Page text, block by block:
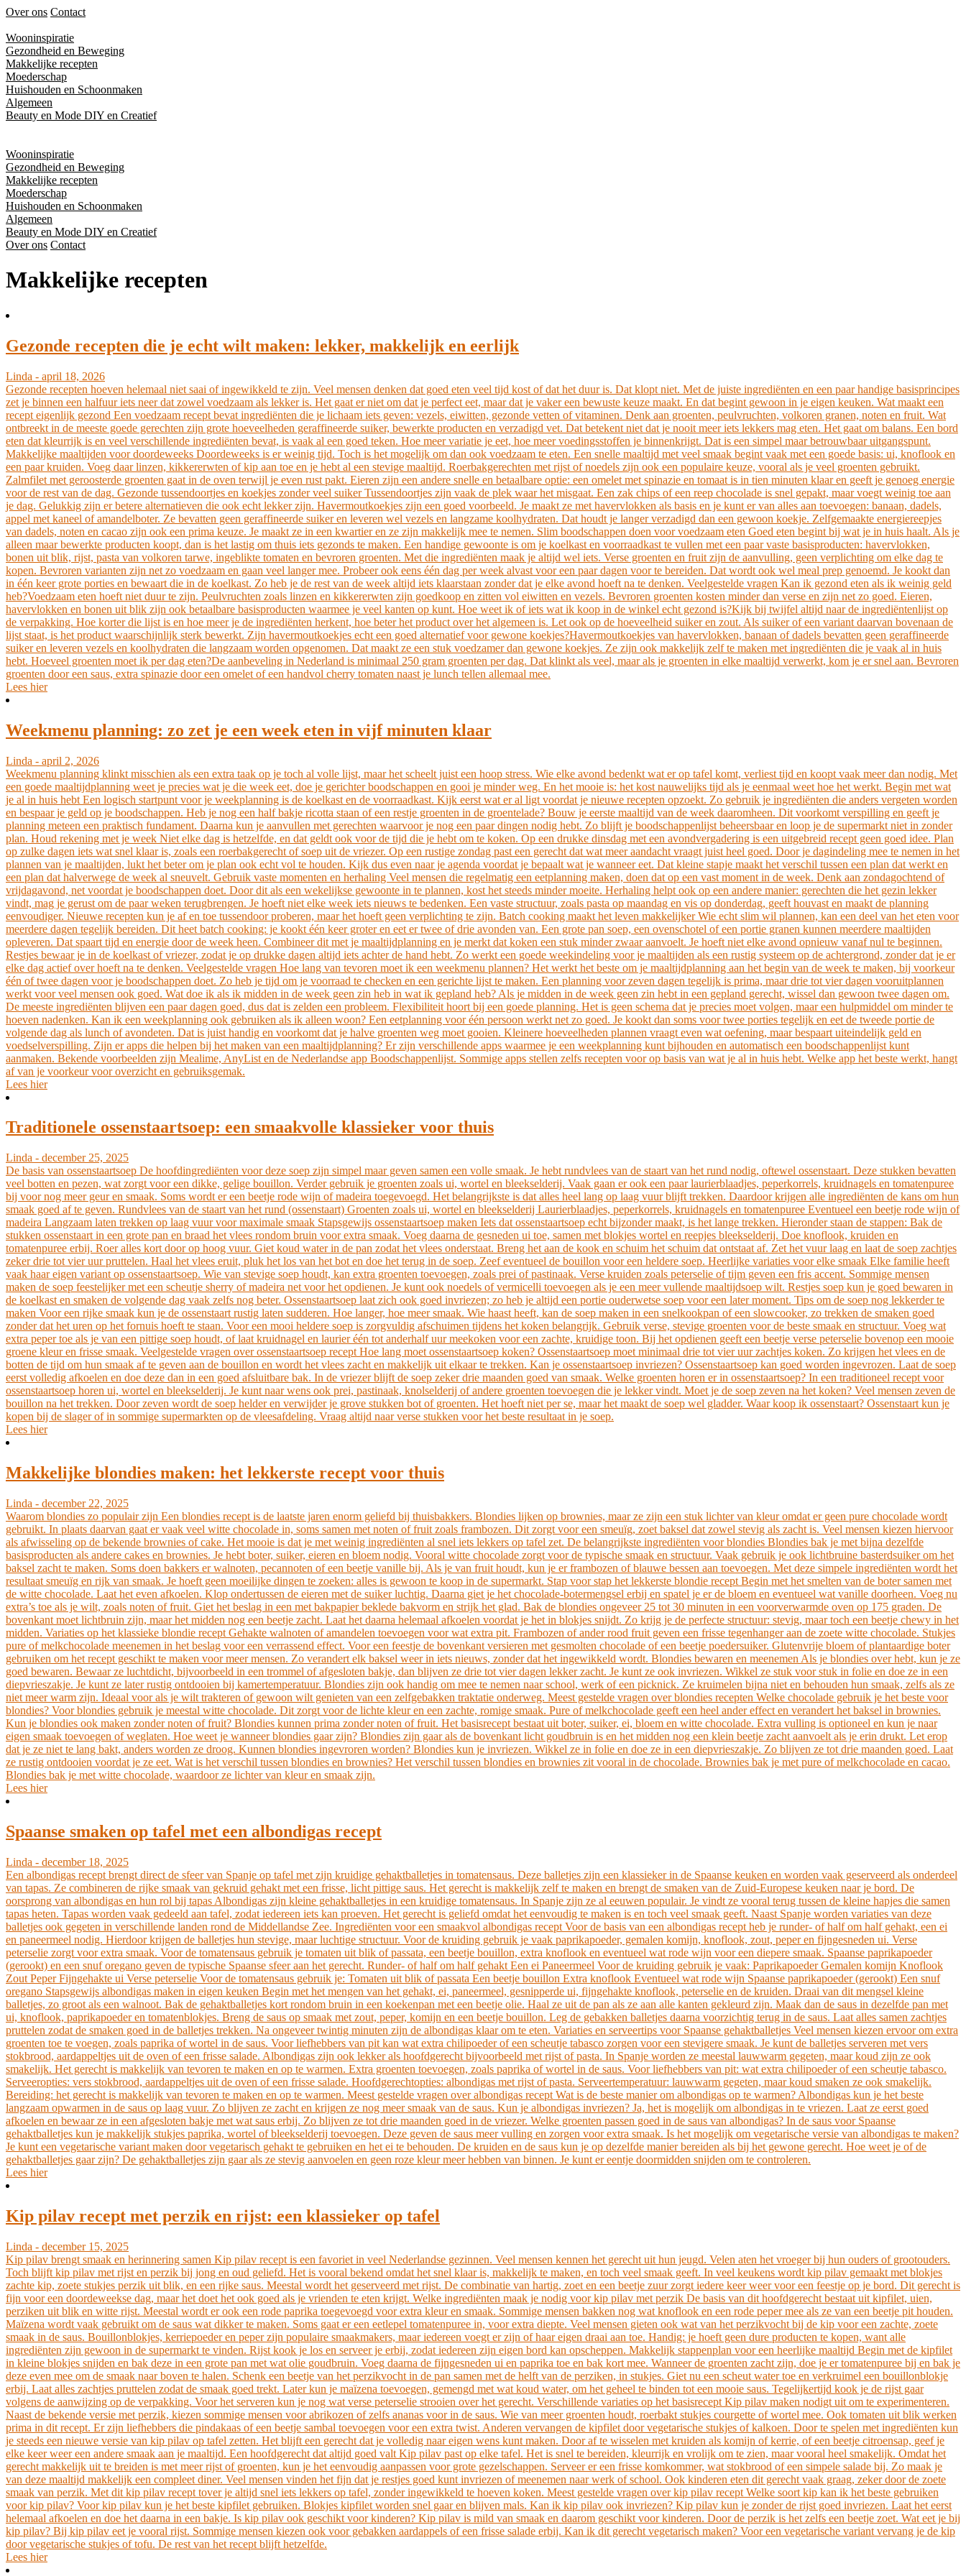
Over ons Contact
Wooninspiratie
Gezondheid en Beweging
Makkelijke recepten
Moederschap
Huishouden en Schoonmaken
Algemeen
Beauty en Mode DIY en Creatief
Wooninspiratie
Gezondheid en Beweging
Makkelijke recepten
Moederschap
Huishouden en Schoonmaken
Algemeen
Beauty en Mode DIY en Creatief
Over ons Contact
Makkelijke recepten
Gezonde recepten die je echt wilt maken: lekker, makkelijk en eerlijk
Linda - april 18, 2026
Gezonde recepten hoeven helemaal niet saai of ingewikkeld te zijn. Veel mensen denken dat goed eten veel tijd kost of dat het duur is. Dat klopt niet. Met de juiste ingrediënten en een paar handige basisprincipes
zet je binnen een halfuur iets neer dat zowel voedzaam als lekker is. Het gaat er niet om dat je perfect eet, maar dat je vaker een bewuste keuze maakt. En dat begint gewoon in je eigen keuken. Wat maakt een
recept eigenlijk gezond Een voedzaam recept bevat ingrediënten die je lichaam iets geven: vezels, eiwitten, gezonde vetten of vitaminen. Denk aan groenten, peulvruchten, volkoren granen, noten en fruit. Wat
ontbreekt in de meeste goede gerechten zijn grote hoeveelheden geraffineerde suiker, bewerkte producten en verzadigd vet. Dat betekent niet dat je nooit meer iets lekkers mag eten. Het gaat om balans. Een bord
eten dat kleurrijk is en veel verschillende ingrediënten bevat, is vaak al een goed teken. Hoe meer variatie je eet, hoe meer voedingsstoffen je binnenkrijgt. Dat is een simpel maar betrouwbaar uitgangspunt.
Makkelijke maaltijden voor doordeweeks Doordeweeks is er weinig tijd. Toch is het mogelijk om dan ook voedzaam te eten. Een snelle maaltijd met veel smaak begint vaak met een goede basis: ui, knoflook en
een paar kruiden. Voeg daar linzen, kikkererwten of kip aan toe en je hebt al een stevige maaltijd. Roerbakgerechten met rijst of noedels zijn ook een populaire keuze, vooral als je veel groenten gebruikt.
Zalmfilet met geroosterde groenten gaat in de oven terwijl je even rust pakt. Eieren zijn een andere snelle en betaalbare optie: een omelet met spinazie en tomaat is in tien minuten klaar en geeft je genoeg energie
voor de rest van de dag. Gezonde tussendoortjes en koekjes zonder veel suiker Tussendoortjes zijn vaak de plek waar het misgaat. Een zak chips of een reep chocolade is snel gepakt, maar voegt weinig toe aan
je dag. Gelukkig zijn er betere alternatieven die ook echt lekker zijn. Havermoutkoekjes zijn een goed voorbeeld. Je maakt ze met havervlokken als basis en je kunt er van alles aan toevoegen: banaan, dadels,
appel met kaneel of amandelboter. Ze bevatten geen geraffineerde suiker en leveren wel vezels en langzame koolhydraten. Dat houdt je langer verzadigd dan een gewoon koekje. Zelfgemaakte energiereepjes
van dadels, noten en cacao zijn ook een prima keuze. Je maakt ze in een kwartier en ze zijn makkelijk mee te nemen. Slim boodschappen doen voor voedzaam eten Goed eten begint bij wat je in huis haalt. Als je
alleen maar bewerkte producten koopt, dan is het lastig om thuis iets gezonds te maken. Een handige gewoonte is om je koelkast en voorraadkast te vullen met een paar vaste basisproducten: havervlokken,
bonen uit blik, rijst, pasta van volkoren tarwe, ingeblikte tomaten en bevroren groenten. Met die ingrediënten maak je altijd wel iets. Verse groenten en fruit zijn de aanvulling, geen verplichting om elke dag te
kopen. Bevroren varianten zijn net zo voedzaam en gaan veel langer mee. Probeer ook eens één dag per week alvast voor een paar dagen voor te bereiden. Dat wordt ook wel meal prep genoemd. Je kookt dan
in één keer grote porties en bewaart die in de koelkast. Zo heb je de rest van de week altijd iets klaarstaan zonder dat je elke avond hoeft na te denken. Veelgestelde vragen Kan ik gezond eten als ik weinig geld
heb?Voedzaam eten hoeft niet duur te zijn. Peulvruchten zoals linzen en kikkererwten zijn goedkoop en zitten vol eiwitten en vezels. Bevroren groenten kosten minder dan verse en zijn net zo goed. Eieren,
havervlokken en bonen uit blik zijn ook betaalbare basisproducten waarmee je veel kanten op kunt. Hoe weet ik of iets wat ik koop in de winkel echt gezond is?Kijk bij twijfel altijd naar de ingrediëntenlijst op
de verpakking. Hoe korter die lijst is en hoe meer je de ingrediënten herkent, hoe beter het product over het algemeen is. Let ook op de hoeveelheid suiker en zout. Als suiker of een variant daarvan bovenaan de
lijst staat, is het product waarschijnlijk sterk bewerkt. Zijn havermoutkoekjes echt een goed alternatief voor gewone koekjes?Havermoutkoekjes van havervlokken, banaan of dadels bevatten geen geraffineerde
suiker en leveren vezels en koolhydraten die langzaam worden opgenomen. Dat maakt ze een stuk voedzamer dan gewone koekjes. Ze zijn ook makkelijk zelf te maken met ingrediënten die je vaak al in huis
hebt. Hoeveel groenten moet ik per dag eten?De aanbeveling in Nederland is minimaal 250 gram groenten per dag. Dat klinkt als veel, maar als je groenten in elke maaltijd verwerkt, kom je er snel aan. Bevroren
groenten door een saus, extra spinazie door een omelet of een handvol cherry tomaten naast je lunch tellen allemaal mee.
Lees hier
Weekmenu planning: zo zet je een week eten in vijf minuten klaar
Linda - april 2, 2026
Weekmenu planning klinkt misschien als een extra taak op je toch al volle lijst, maar het scheelt juist een hoop stress. Wie elke avond bedenkt wat er op tafel komt, verliest tijd en koopt vaak meer dan nodig. Met
een goede maaltijdplanning weet je precies wat je die week eet, doe je gerichter boodschappen en gooi je minder weg. En het mooie is: het kost nauwelijks tijd als je eenmaal weet hoe het werkt. Begin met wat
je al in huis hebt Een logisch startpunt voor je weekplanning is de koelkast en de voorraadkast. Kijk eerst wat er al ligt voordat je nieuwe recepten opzoekt. Zo gebruik je ingrediënten die anders vergeten worden
en bespaar je geld op je boodschappen. Heb je nog een half bakje ricotta staan of een restje groenten in de groentelade? Bouw je eerste maaltijd van de week daaromheen. Dit voorkomt verspilling en geeft je
planning meteen een praktisch fundament. Daarna kun je aanvullen met gerechten waarvoor je nog een paar dingen nodig hebt. Zo blijft je boodschappenlijst beheersbaar en loop je de supermarkt niet in zonder
plan. Houd rekening met je week Niet elke dag is hetzelfde, en dat geldt ook voor de tijd die je hebt om te koken. Op een drukke dinsdag met een avondvergadering is een uitgebreid recept geen goed idee. Plan
op zulke dagen iets wat snel klaar is, zoals een roerbakgerecht of soep uit de vriezer. Op een rustige zondag past een gerecht dat wat meer aandacht vraagt juist heel goed. Door je dagindeling mee te nemen in het
plannen van je maaltijden, lukt het beter om je plan ook echt vol te houden. Kijk dus even naar je agenda voordat je bepaalt wat je wanneer eet. Dat kleine stapje maakt het verschil tussen een plan dat werkt en
een plan dat halverwege de week al sneuvelt. Gebruik vaste momenten en herhaling Veel mensen die regelmatig een eetplanning maken, doen dat op een vast moment in de week. Denk aan zondagochtend of
vrijdagavond, net voordat je boodschappen doet. Door dit als een wekelijkse gewoonte in te plannen, kost het steeds minder moeite. Herhaling helpt ook op een andere manier: gerechten die het gezin lekker
vindt, mag je gerust om de paar weken terugbrengen. Je hoeft niet elke week iets nieuws te bedenken. Een vaste structuur, zoals pasta op maandag en vis op donderdag, geeft houvast en maakt de planning
eenvoudiger. Nieuwe recepten kun je af en toe tussendoor proberen, maar het hoeft geen verplichting te zijn. Batch cooking maakt het leven makkelijker Wie echt slim wil plannen, kan een deel van het eten voor
meerdere dagen tegelijk bereiden. Dit heet batch cooking: je kookt één keer groter en eet er twee of drie avonden van. Een grote pan soep, een ovenschotel of een portie granen kunnen meerdere maaltijden
opleveren. Dat spaart tijd en energie door de week heen. Combineer dit met je maaltijdplanning en je merkt dat koken een stuk minder zwaar aanvoelt. Je hoeft niet elke avond opnieuw vanaf nul te beginnen.
Restjes bewaar je in de koelkast of vriezer, zodat je op drukke dagen altijd iets achter de hand hebt. Zo werkt een goede weekindeling voor je maaltijden als een rustig systeem op de achtergrond, zonder dat je er
elke dag actief over hoeft na te denken. Veelgestelde vragen Hoe lang van tevoren moet ik een weekmenu plannen? Het werkt het beste om je maaltijdplanning aan het begin van de week te maken, bij voorkeur
één of twee dagen voor je boodschappen doet. Zo heb je tijd om je voorraad te checken en een gerichte lijst te maken. Een planning voor zeven dagen tegelijk is prima, maar drie tot vier dagen vooruitplannen
werkt voor veel mensen ook goed. Wat doe ik als ik midden in de week geen zin heb in wat ik gepland heb? Als je midden in de week geen zin hebt in een gepland gerecht, wissel dan gewoon twee dagen om.
De meeste ingrediënten blijven een paar dagen goed, dus dat is zelden een probleem. Flexibiliteit hoort bij een goede planning. Het is geen schema dat je precies moet volgen, maar een hulpmiddel om minder te
hoeven nadenken. Kan ik een weekplanning ook gebruiken als ik alleen woon? Een eetplanning voor één persoon werkt net zo goed. Je kookt dan soms voor twee porties tegelijk en eet de tweede portie de
volgende dag als lunch of avondeten. Dat is juist handig en voorkomt dat je halve groenten weg moet gooien. Kleinere hoeveelheden plannen vraagt even wat oefening, maar bespaart uiteindelijk geld en
voedselverspilling. Zijn er apps die helpen bij het maken van een maaltijdplanning? Er zijn verschillende apps waarmee je een weekplanning kunt bijhouden en automatisch een boodschappenlijst kunt
aanmaken. Bekende voorbeelden zijn Mealime, AnyList en de Nederlandse app Boodschappenlijst. Sommige apps stellen zelfs recepten voor op basis van wat je al in huis hebt. Welke app het beste werkt, hangt
af van je voorkeur voor overzicht en gebruiksgemak.
Lees hier
Traditionele ossenstaartsoep: een smaakvolle klassieker voor thuis
Linda - december 25, 2025
De basis van ossenstaartsoep De hoofdingrediënten voor deze soep zijn simpel maar geven samen een volle smaak. Je hebt rundvlees van de staart van het rund nodig, oftewel ossenstaart. Deze stukken bevatten
veel botten en pezen, wat zorgt voor een dikke, gelige bouillon. Verder gebruik je groenten zoals ui, wortel en bleekselderij. Vaak gaan er ook een paar laurierblaadjes, peperkorrels, kruidnagels en tomatenpuree
bij voor nog meer geur en smaak. Soms wordt er een beetje rode wijn of madeira toegevoegd. Het belangrijkste is dat alles heel lang op laag vuur blijft trekken. Daardoor krijgen alle ingrediënten de kans om hun
smaak goed af te geven. Rundvlees van de staart van het rund (ossenstaart) Groenten zoals ui, wortel en bleekselderij Laurierblaadjes, peperkorrels, kruidnagels en tomatenpuree Eventueel een beetje rode wijn of
madeira Langzaam laten trekken op laag vuur voor maximale smaak Stapsgewijs ossenstaartsoep maken Iets dat ossenstaartsoep echt bijzonder maakt, is het lange trekken. Hieronder staan de stappen: Bak de
stukken ossenstaart in een grote pan en braad het vlees rondom bruin voor extra smaak. Voeg daarna de gesneden ui toe, samen met blokjes wortel en reepjes bleekselderij. Doe knoflook, kruiden en
tomatenpuree erbij. Roer alles kort door op hoog vuur. Giet koud water in de pan zodat het vlees onderstaat. Breng het aan de kook en schuim het schuim dat ontstaat af. Zet het vuur laag en laat de soep zachtjes
zeker drie tot vier uur pruttelen. Haal het vlees eruit, pluk het los van het bot en doe het terug in de soep. Zeef eventueel de bouillon voor een heldere soep. Heerlijke variaties voor elke smaak Elke familie heeft
vaak haar eigen variant op ossenstaartsoep. Wie van stevige soep houdt, kan extra groenten toevoegen, zoals prei of pastinaak. Verse kruiden zoals peterselie of tijm geven een fris accent. Sommige mensen
maken de soep feestelijker met een scheutje sherry of madeira net voor het opdienen. Je kunt ook noedels of vermicelli toevoegen als je een meer vullende maaltijdsoep wilt. Restjes soep kun je goed bewaren in
de koelkast en smaken de volgende dag vaak zelfs nog beter. Ossenstaartsoep laat zich ook goed invriezen; zo heb je altijd een portie ouderwetse soep voor een later moment. Tips om de soep nog lekkerder te
maken Voor een rijke smaak kun je de ossenstaart rustig laten sudderen. Hoe langer, hoe meer smaak. Wie haast heeft, kan de soep maken in een snelkookpan of een slowcooker, zo trekken de smaken goed
zonder dat het uren op het fornuis hoeft te staan. Voor een mooi heldere soep is zorgvuldig afschuimen tijdens het koken belangrijk. Gebruik verse, stevige groenten voor de beste smaak en structuur. Voeg wat
extra peper toe als je van een pittige soep houdt, of laat kruidnagel en laurier één tot anderhalf uur meekoken voor een zachte, kruidige toon. Bij het opdienen geeft een beetje verse peterselie bovenop een mooie
groene kleur en frisse smaak. Veelgestelde vragen over ossenstaartsoep recept Hoe lang moet ossenstaartsoep koken? Ossenstaartsoep moet minimaal drie tot vier uur zachtjes koken. Zo krijgen het vlees en de
botten de tijd om hun smaak af te geven aan de bouillon en wordt het vlees zacht en makkelijk uit elkaar te trekken. Kan je ossenstaartsoep invriezen? Ossenstaartsoep kan goed worden ingevrozen. Laat de soep
eerst volledig afkoelen en doe deze dan in een goed afsluitbare bak. In de vriezer blijft de soep zeker drie maanden goed van smaak. Welke groenten horen er in ossenstaartsoep? In een traditioneel recept voor
ossenstaartsoep horen ui, wortel en bleekselderij. Je kunt naar wens ook prei, pastinaak, knolselderij of andere groenten toevoegen die je lekker vindt. Moet je de soep zeven na het koken? Veel mensen zeven de
bouillon na het trekken. Door zeven wordt de soep helder en verwijder je grove stukken bot of groenten. Het hoeft niet per se, maar het maakt de soep wel gladder. Waar koop ik ossenstaart? Ossenstaart kun je
kopen bij de slager of in sommige supermarkten op de vleesafdeling. Vraag altijd naar verse stukken voor het beste resultaat in je soep.
Lees hier
Makkelijke blondies maken: het lekkerste recept voor thuis
Linda - december 22, 2025
Waarom blondies zo populair zijn Een blondies recept is de laatste jaren enorm geliefd bij thuisbakkers. Blondies lijken op brownies, maar ze zijn een stuk lichter van kleur omdat er geen pure chocolade wordt
gebruikt. In plaats daarvan gaat er vaak veel witte chocolade in, soms samen met noten of fruit zoals frambozen. Dit zorgt voor een smeuïg, zoet baksel dat zowel stevig als zacht is. Veel mensen kiezen hiervoor
als afwisseling op de bekende brownies of cake. Het mooie is dat je met weinig ingrediënten al snel iets lekkers op tafel zet. De belangrijkste ingrediënten voor blondies Blondies bak je met bijna dezelfde
basisproducten als andere cakes en brownies. Je hebt boter, suiker, eieren en bloem nodig. Vooral witte chocolade zorgt voor de typische smaak en structuur. Vaak gebruik je ook lichtbruine basterdsuiker om het
baksel zacht te maken. Soms doen bakkers er walnoten, pecannoten of een beetje vanille bij. Als je van fruit houdt, kun je er frambozen of blauwe bessen aan toevoegen. Met deze simpele ingrediënten wordt het
resultaat smeuïg en rijk van smaak. Je hoeft geen moeilijke dingen te zoeken: alles is gewoon te koop in de supermarkt. Stap voor stap het lekkerste blondie recept Begin met het smelten van de boter samen met
de witte chocolade. Laat het even afkoelen. Klop ondertussen de eieren met de suiker luchtig. Daarna giet je het chocolade-botermengsel erbij en spatel je er de bloem en eventueel wat vanille doorheen. Voeg nu
extra’s toe als je wilt, zoals noten of fruit. Giet het beslag in een met bakpapier beklede bakvorm en strijk het glad. Bak de blondies ongeveer 25 tot 30 minuten in een voorverwarmde oven op 175 graden. De
bovenkant moet lichtbruin zijn, maar het midden nog een beetje zacht. Laat het daarna helemaal afkoelen voordat je het in blokjes snijdt. Zo krijg je de perfecte structuur: stevig, maar toch een beetje chewy in het
midden. Variaties op het klassieke blondie recept Gehakte walnoten of amandelen toevoegen voor wat extra pit. Frambozen of ander rood fruit geven een frisse tegenhanger aan de zoete witte chocolade. Stukjes
pure of melkchocolade meenemen in het beslag voor een verrassend effect. Voor een feestje de bovenkant versieren met gesmolten chocolade of een beetje poedersuiker. Glutenvrije bloem of plantaardige boter
gebruiken om het recept geschikt te maken voor meer mensen. Zo verandert elk baksel weer in iets nieuws, zonder dat het ingewikkeld wordt. Blondies bewaren en meenemen Als je blondies over hebt, kun je ze
goed bewaren. Bewaar ze luchtdicht, bijvoorbeeld in een trommel of afgesloten bakje, dan blijven ze drie tot vier dagen lekker zacht. Je kunt ze ook invriezen. Wikkel ze stuk voor stuk in folie en doe ze in een
diepvrieszakje. Je kunt ze later rustig ontdooien bij kamertemperatuur. Blondies zijn ook handig om mee te nemen naar school, werk of een picknick. Ze kruimelen bijna niet en behouden hun smaak, zelfs als ze
niet meer warm zijn. Ideaal voor als je wilt trakteren of gewoon wilt genieten van een zelfgebakken traktatie onderweg. Meest gestelde vragen over blondies recepten Welke chocolade gebruik je het beste voor
blondies? Voor blondies gebruik je meestal witte chocolade. Dit zorgt voor de lichte kleur en een zachte, romige smaak. Pure of melkchocolade geeft een heel ander effect en verandert het baksel in brownies.
Kun je blondies ook maken zonder noten of fruit? Blondies kunnen prima zonder noten of fruit. Het basisrecept bestaat uit boter, suiker, ei, bloem en witte chocolade. Extra vulling is optioneel en kun je naar
eigen smaak toevoegen of weglaten. Hoe weet je wanneer blondies gaar zijn? Blondies zijn gaar als de bovenkant licht goudbruin is en het midden nog een klein beetje zacht aanvoelt als je erin drukt. Let erop
dat je ze niet te lang bakt, anders worden ze droog. Kunnen blondies ingevroren worden? Blondies kun je invriezen. Wikkel ze in folie en doe ze in een diepvrieszakje. Zo blijven ze tot drie maanden goed. Laat
ze rustig ontdooien voordat je ze eet. Wat is het verschil tussen blondies en brownies? Het verschil tussen blondies en brownies zit vooral in de chocolade. Brownies bak je met pure of melkchocolade en cacao.
Blondies bak je met witte chocolade, waardoor ze lichter van kleur en smaak zijn.
Lees hier
Spaanse smaken op tafel met een albondigas recept
Linda - december 18, 2025
Een albondigas recept brengt direct de sfeer van Spanje op tafel met zijn kruidige gehaktballetjes in tomatensaus. Deze balletjes zijn een klassieker in de Spaanse keuken en worden vaak geserveerd als onderdeel
van tapas. Ze combineren de rijke smaak van gekruid gehakt met een frisse, licht pittige saus. Het gerecht is makkelijk zelf te maken en brengt de smaken van de Zuid-Europese keuken naar je bord. De
oorsprong van albondigas en hun rol bij tapas Albondigas zijn kleine gehaktballetjes in een kruidige tomatensaus. In Spanje zijn ze al eeuwen populair. Je vindt ze vooral terug tussen de kleine hapjes die samen
tapas heten. Tapas worden vaak gedeeld aan tafel, zodat iedereen iets kan proeven. Het gerecht is geliefd omdat het eenvoudig te maken is en toch veel smaak geeft. Naast Spanje worden variaties van deze
balletjes ook gegeten in verschillende landen rond de Middellandse Zee. Ingrediënten voor een smaakvol albondigas recept Voor de basis van een albondigas recept heb je runder- of half om half gehakt, een ei
en paneermeel nodig. Hierdoor krijgen de balletjes hun stevige, maar luchtige structuur. Voor de kruiding gebruik je vaak paprikapoeder, gemalen komijn, knoflook, zout, peper en fijngesneden ui. Verse
peterselie zorgt voor extra smaak. Voor de tomatensaus gebruik je tomaten uit blik of passata, een beetje bouillon, extra knoflook en eventueel wat rode wijn voor een diepere smaak. Spaanse paprikapoeder
(gerookt) en een snuf oregano geven de typische Spaanse sfeer aan het gerecht. Runder- of half om half gehakt Een ei Paneermeel Voor de kruiding gebruik je vaak: Paprikapoeder Gemalen komijn Knoflook
Zout Peper Fijngehakte ui Verse peterselie Voor de tomatensaus gebruik je: Tomaten uit blik of passata Een beetje bouillon Extra knoflook Eventueel wat rode wijn Spaanse paprikapoeder (gerookt) Een snuf
oregano Stapsgewijs albondigas maken in eigen keuken Begin met het mengen van het gehakt, ei, paneermeel, gesnipperde ui, fijngehakte knoflook, peterselie en de kruiden. Draai van dit mengsel kleine
balletjes, zo groot als een walnoot. Bak de gehaktballetjes kort rondom bruin in een koekenpan met een beetje olie. Haal ze uit de pan als ze aan alle kanten gekleurd zijn. Maak dan de saus in dezelfde pan met
ui, knoflook, paprikapoeder en tomatenblokjes. Breng de saus op smaak met zout, peper, komijn en een beetje bouillon. Leg de gebakken balletjes daarna voorzichtig terug in de saus. Laat alles samen zachtjes
pruttelen zodat de smaken goed in de balletjes trekken. Na ongeveer twintig minuten zijn de albondigas klaar om te eten. Variaties en serveertips voor Spaanse gehaktballetjes Veel mensen kiezen ervoor om extra
groenten toe te voegen, zoals paprika of wortel in de saus. Voor liefhebbers van pit kan wat extra chilipoeder of een scheutje tabasco zorgen voor een stevigere smaak. Je kunt de balletjes serveren met vers
stokbrood, aardappeltjes uit de oven of een frisse salade. Albondigas zijn ook lekker als hoofdgerecht bijvoorbeeld met rijst of pasta. In Spanje worden ze meestal lauwwarm gegeten, maar koud zijn ze ook
smakelijk. Het gerecht is makkelijk van tevoren te maken en op te warmen. Extra groenten toevoegen, zoals paprika of wortel in de saus. Voor liefhebbers van pit: wat extra chilipoeder of een scheutje tabasco.
Serveeropties: vers stokbrood, aardappeltjes uit de oven of een frisse salade. Hoofdgerechtopties: albondigas met rijst of pasta. Serveertemperatuur: lauwwarm gegeten, maar koud smaken ze ook smakelijk.
Bereiding: het gerecht is makkelijk van tevoren te maken en op te warmen. Meest gestelde vragen over albondigas recept Wat is de beste manier om albondigas op te warmen? Albondigas kun je het beste
langzaam opwarmen in de saus op laag vuur. Zo blijven ze zacht en krijgen ze nog meer smaak van de saus. Kun je albondigas invriezen? Ja, het is mogelijk om albondigas in te vriezen. Laat ze eerst goed
afkoelen en bewaar ze in een afgesloten bakje met wat saus erbij. Zo blijven ze tot drie maanden goed in de vriezer. Welke groenten passen goed in de saus van albondigas? In de saus voor Spaanse
gehaktballetjes kun je makkelijk stukjes paprika, wortel of bleekselderij toevoegen. Deze geven de saus meer vulling en zorgen voor extra smaak. Is het mogelijk om vegetarische versie van albondigas te maken?
Je kunt een vegetarische variant maken door vegetarisch gehakt te gebruiken en het ei te behouden. De kruiden en de saus kun je op dezelfde manier bereiden als bij het gewone gerecht. Hoe weet je of de
gehaktballetjes gaar zijn? De gehaktballetjes zijn gaar als ze stevig aanvoelen en geen roze kleur meer hebben van binnen. Je kunt er eentje doormidden snijden om te controleren.
Lees hier
Kip pilav recept met perzik en rijst: een klassieker op tafel
Linda - december 15, 2025
Kip pilav brengt smaak en herinnering samen Kip pilav recept is een favoriet in veel Nederlandse gezinnen. Veel mensen kennen het gerecht uit hun jeugd. Velen aten het vroeger bij hun ouders of grootouders.
Toch blijft kip pilav met rijst en perzik bij jong en oud geliefd. Het is vooral bekend omdat het snel klaar is, makkelijk te maken, en toch veel smaak geeft. In veel keukens wordt kip pilav gemaakt met blokjes
zachte kip, zoete stukjes perzik uit blik, en een rijke saus. Meestal wordt het geserveerd met rijst. De combinatie van hartig, zoet en een beetje zuur zorgt iedere keer weer voor een feestje op je bord. Dit gerecht is
fijn voor een doordeweekse dag, maar het doet het ook goed als je vrienden te eten krijgt. Welke ingrediënten maak je nodig voor kip pilav met perzik De basis van dit hoofdgerecht bestaat uit kipfilet, uien,
perziken uit blik en witte rijst. Meestal wordt er ook een rode paprika toegevoegd voor extra kleur en smaak. Sommige mensen bakken nog wat knoflook en een rode peper mee als ze van een beetje pit houden.
Maïzena wordt vaak gebruikt om de saus wat dikker te maken. Soms gaat er een eetlepel tomatenpuree in, voor extra diepte. Veel mensen gieten ook wat van het perzikvocht bij de kip voor een zachte, zoete
smaak in de saus. Bouillonblokjes, kerriepoeder en peper zijn populaire smaakmakers, maar iedereen voegt er zijn of haar eigen draai aan toe. Handig: je hoeft geen dure producten te kopen, want alle
ingrediënten zijn gewoon in de supermarkt te vinden. Rijst kook je los en serveer je erbij, zodat iedereen zijn eigen bord kan opscheppen. Makkelijk stappenplan voor een heerlijke maaltijd Begin met de kipfilet
in kleine blokjes snijden en bak deze in een grote pan met wat olie goudbruin. Voeg daarna de fijngesneden ui en paprika toe en bak kort mee. Wanneer de groenten zacht zijn, doe je er tomatenpuree bij en bak je
deze even mee om de smaak naar boven te halen. Schenk een beetje van het perzikvocht in de pan samen met de helft van de perziken, in stukjes. Giet nu een scheut water toe en verkruimel een bouillonblokje
erbij. Laat alles zachtjes pruttelen zodat de smaak goed trekt. Later kun je maïzena toevoegen, gemengd met wat koud water, om het geheel te binden tot een mooie saus. Tegelijkertijd kook je de rijst gaar
volgens de aanwijzing op de verpakking. Voor het serveren kun je nog wat verse peterselie strooien over het gerecht. Verschillende variaties op het basisrecept Kip pilav maken nodigt uit om te experimenteren.
Naast de bekende versie met perzik, kiezen sommige mensen voor abrikozen of zelfs ananas voor in de saus. Wie van meer groenten houdt, roerbakt stukjes courgette of wortel mee. Ook tomaten uit blik werken
prima in dit recept. Er zijn liefhebbers die pindakaas of een beetje sambal toevoegen voor een extra twist. Anderen vervangen de kipfilet door vegetarische stukjes of kalkoen. Door te spelen met ingrediënten kun
je steeds een nieuwe versie van kip pilav op tafel zetten. Het blijft een gerecht dat je volledig naar eigen wens kunt maken. Door af te wisselen met kruiden als komijn of kerrie, of een beetje citroensap, geef je
elke keer weer een andere smaak aan je maaltijd. Een hoofdgerecht dat altijd goed valt Kip pilav past op elke tafel. Het is snel te bereiden, kleurrijk en vrolijk om te zien, maar vooral heel smakelijk. Omdat het
gerecht makkelijk uit te breiden is met meer rijst of groenten, kun je het eenvoudig aanpassen voor grote gezelschappen. Serveer er een frisse komkommer, wat stokbrood of een simpele salade bij. Zo maak je
van deze maaltijd makkelijk een compleet diner. Veel mensen vinden het fijn dat je restjes goed kunt invriezen of meenemen naar werk of school. Ook kinderen eten dit gerecht vaak graag, zeker door de zoete
smaak van perzik. Met dit kip pilav recept tover je altijd snel iets lekkers op tafel, zonder ingewikkeld te hoeven koken. Meest gestelde vragen over kip pilav recept Welke soort kip kan ik het beste gebruiken
voor kip pilav? Voor kip pilav kun je het beste kipfilet gebruiken. Blokjes kipfilet worden snel gaar en blijven mals. Kan ik kip pilav ook invriezen? Kip pilav kun je zonder de rijst goed invriezen. Laat het eerst
helemaal afkoelen en doe het daarna in een bakje. Is kip pilav ook geschikt voor kinderen? Kip pilav is mild van smaak en daarom geschikt voor kinderen. Door de perzik is het zelfs een beetje zoet. Wat eet je bij
kip pilav? Bij kip pilav eet je vooral rijst. Sommige mensen kiezen ook voor gebakken aardappels of een frisse salade erbij. Kan ik dit gerecht vegetarisch maken? Voor een vegetarische variant vervang je de kip
door vegetarische stukjes of tofu. De rest van het recept blijft hetzelfde.
Lees hier